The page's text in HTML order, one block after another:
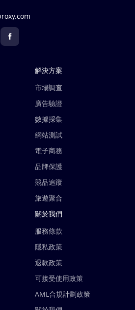
解決方案
市場調查
廣告驗證
數據採集
網站測試
電子商務
品牌保護
競品追蹤
旅遊聚合
關於我們
服務條款
隱私政策
退款政策
可接受使用政策
AML合規計劃政策